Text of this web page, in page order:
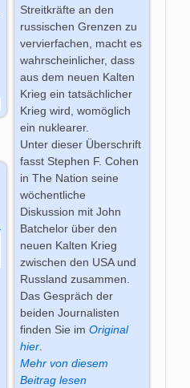
Streitkräfte an den
russischen Grenzen zu
vervierfachen, macht es
wahrscheinlicher, dass
aus dem neuen Kalten
Krieg ein tatsächlicher
Krieg wird, womöglich
ein nuklearer.
Unter dieser Überschrift
fasst Stephen F. Cohen
in The Nation seine
wöchentliche
Diskussion mit John
Batchelor über den
neuen Kalten Krieg
zwischen den USA und
Russland zusammen.
Das Gespräch der
beiden Journalisten
finden Sie im Original
hier.
Mehr von diesem
Beitrag lesen